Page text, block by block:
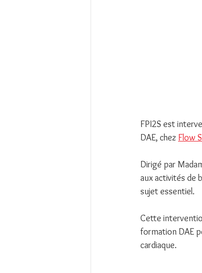
FPI2S est
DAE, chez Flow
Dirigé par
aux activités de
sujet essentiel.
Cette
formation DAE
cardiaque.